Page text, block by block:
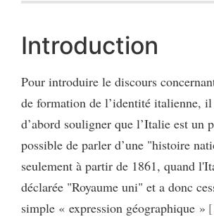
Introduction
Pour introduire le discours
de formation de l’identité italienne,
d’abord souligner que l’Italie est un
possible de parler d’une "histoire
seulement à partir de 1861, quand
déclarée "Royaume uni" et a donc
simple « expression géographique »